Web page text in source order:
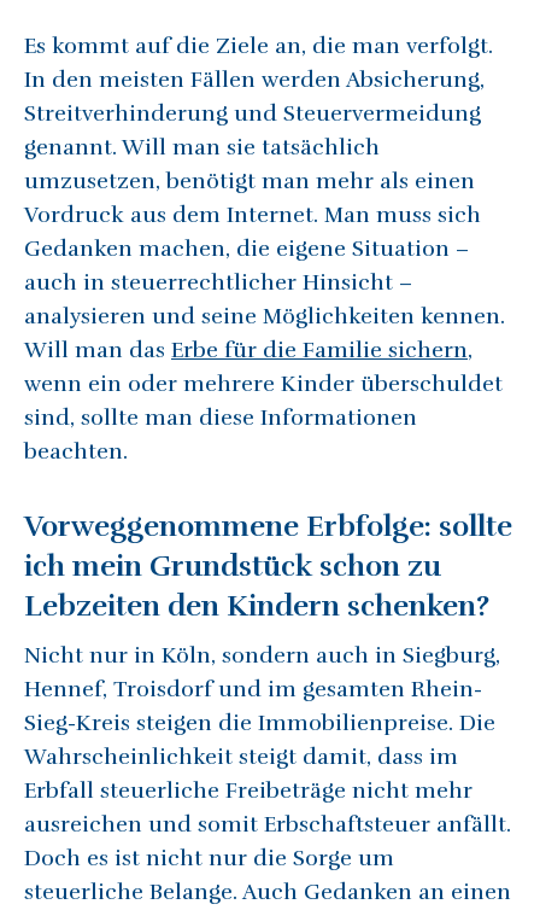
Es kommt auf die Ziele an, die man verfolgt.
In den meisten Fällen werden Absicherung,
Streitverhinderung und Steuervermeidung
genannt. Will man sie tatsächlich
umzusetzen, benötigt man mehr als einen
Vordruck aus dem Internet. Man muss sich
Gedanken machen, die eigene Situation –
auch in steuerrechtlicher Hinsicht –
analysieren und seine Möglichkeiten kennen.
Will man das Erbe für die Familie sichern,
wenn ein oder mehrere Kinder überschuldet
sind, sollte man diese Informationen
beachten.
Vorweggenommene Erbfolge: sollte
ich mein Grundstück schon zu
Lebzeiten den Kindern schenken?
Nicht nur in Köln, sondern auch in Siegburg,
Hennef, Troisdorf und im gesamten Rhein-
Sieg-Kreis steigen die Immobilienpreise. Die
Wahrscheinlichkeit steigt damit, dass im
Erbfall steuerliche Freibeträge nicht mehr
ausreichen und somit Erbschaftsteuer anfällt.
Doch es ist nicht nur die Sorge um
steuerliche Belange. Auch Gedanken an einen